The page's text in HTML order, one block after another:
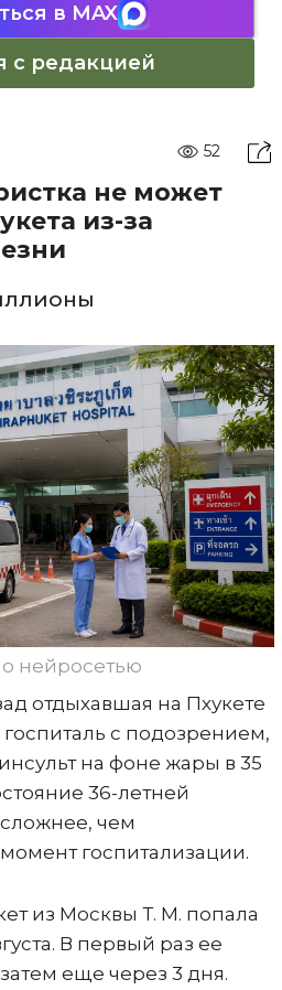
в MAX
с редакцией
52
не может
из-за
нейросетью
отдыхавшая на Пхукете
с подозрением,
на фоне жары в 35
36-летней
сложнее, чем
госпитализации.
из Москвы Т. М. попала
В первый раз ее
еще через 3 дня.